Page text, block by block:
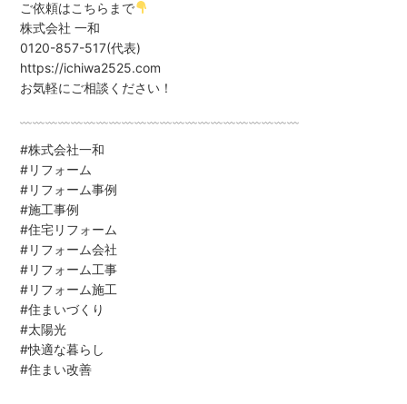
ご依頼はこちらまで
株式会社 一和
0120-857-517(代表)
https://ichiwa2525.com
お気軽にご相談ください！
﹏﹏﹏﹏﹏﹏﹏﹏﹏﹏﹏﹏﹏﹏﹏﹏﹏﹏﹏﹏﹏﹏
#株式会社一和
#リフォーム
#リフォーム事例
#施工事例
#住宅リフォーム
#リフォーム会社
#リフォーム工事
#リフォーム施工
#住まいづくり
#太陽光
#快適な暮らし
#住まい改善